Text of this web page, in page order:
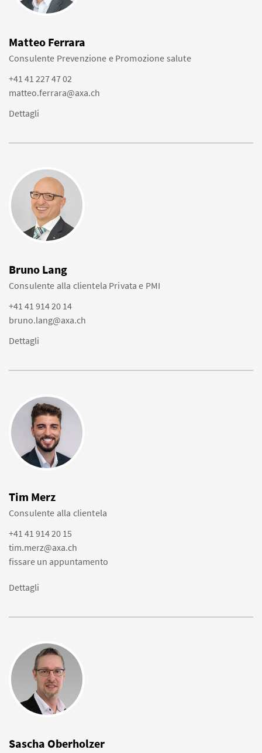
Matteo Ferrara
Consulente Prevenzione e Promozione salute
+41 41 227 47 02
matteo.ferrara@axa.ch
Dettagli
Bruno Lang
Consulente alla clientela Privata e PMI
+41 41 914 20 14
bruno.lang@axa.ch
Dettagli
Tim Merz
Consulente alla clientela
+41 41 914 20 15
tim.merz@axa.ch
fissare un appuntamento
Dettagli
Sascha Oberholzer